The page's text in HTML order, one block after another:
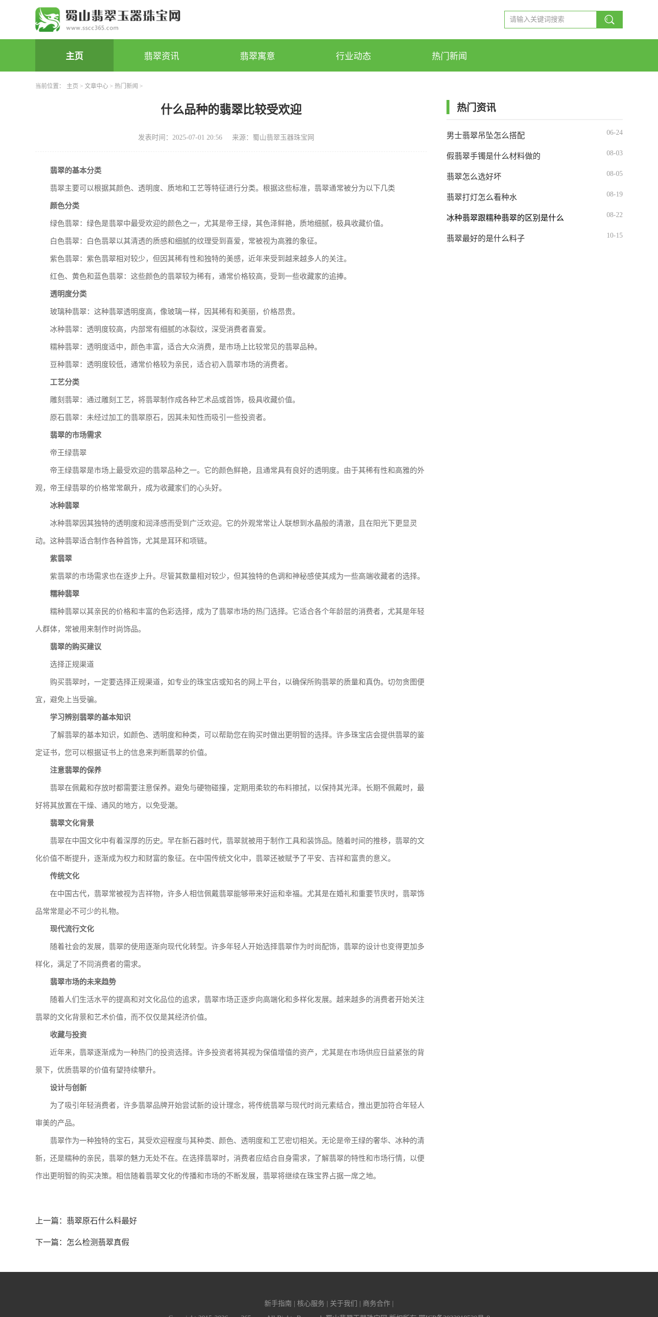
主页 翡翠资讯 翡翠寓意 行业动态 热门新闻
当前位置： 主页 > 文章中心 > 热门新闻 >
什么品种的翡翠比较受欢迎
发表时间：2025-07-01 20:56 来源：蜀山翡翠玉器珠宝网
翡翠的基本分类
翡翠主要可以根据其颜色、透明度、质地和工艺等特征进行分类。根据这些标准，翡翠通常被分为以下几类
颜色分类
绿色翡翠：绿色是翡翠中最受欢迎的颜色之一，尤其是帝王绿，其色泽鲜艳，质地细腻，极具收藏价值。
白色翡翠：白色翡翠以其清透的质感和细腻的纹理受到喜爱，常被视为高雅的象征。
紫色翡翠：紫色翡翠相对较少，但因其稀有性和独特的美感，近年来受到越来越多人的关注。
红色、黄色和蓝色翡翠：这些颜色的翡翠较为稀有，通常价格较高，受到一些收藏家的追捧。
透明度分类
玻璃种翡翠：这种翡翠透明度高，像玻璃一样，因其稀有和美丽，价格昂贵。
冰种翡翠：透明度较高，内部常有细腻的冰裂纹，深受消费者喜爱。
糯种翡翠：透明度适中，颜色丰富，适合大众消费，是市场上比较常见的翡翠品种。
豆种翡翠：透明度较低，通常价格较为亲民，适合初入翡翠市场的消费者。
工艺分类
雕刻翡翠：通过雕刻工艺，将翡翠制作成各种艺术品或首饰，极具收藏价值。
原石翡翠：未经过加工的翡翠原石，因其未知性而吸引一些投资者。
翡翠的市场需求
帝王绿翡翠
帝王绿翡翠是市场上最受欢迎的翡翠品种之一。它的颜色鲜艳，且通常具有良好的透明度。由于其稀有性和高雅的外
观，帝王绿翡翠的价格常常飙升，成为收藏家们的心头好。
冰种翡翠
冰种翡翠因其独特的透明度和润泽感而受到广泛欢迎。它的外观常常让人联想到水晶般的清澈，且在阳光下更显灵
动。这种翡翠适合制作各种首饰，尤其是耳环和项链。
紫翡翠
紫翡翠的市场需求也在逐步上升。尽管其数量相对较少，但其独特的色调和神秘感使其成为一些高端收藏者的选择。
糯种翡翠
糯种翡翠以其亲民的价格和丰富的色彩选择，成为了翡翠市场的热门选择。它适合各个年龄层的消费者，尤其是年轻
人群体，常被用来制作时尚饰品。
翡翠的购买建议
选择正规渠道
购买翡翠时，一定要选择正规渠道，如专业的珠宝店或知名的网上平台，以确保所购翡翠的质量和真伪。切勿贪图便
宜，避免上当受骗。
学习辨别翡翠的基本知识
了解翡翠的基本知识，如颜色、透明度和种类，可以帮助您在购买时做出更明智的选择。许多珠宝店会提供翡翠的鉴
定证书，您可以根据证书上的信息来判断翡翠的价值。
注意翡翠的保养
翡翠在佩戴和存放时都需要注意保养。避免与硬物碰撞，定期用柔软的布料擦拭，以保持其光泽。长期不佩戴时，最
好将其放置在干燥、通风的地方，以免受潮。
翡翠文化背景
翡翠在中国文化中有着深厚的历史。早在新石器时代，翡翠就被用于制作工具和装饰品。随着时间的推移，翡翠的文
化价值不断提升，逐渐成为权力和财富的象征。在中国传统文化中，翡翠还被赋予了平安、吉祥和富贵的意义。
传统文化
在中国古代，翡翠常被视为吉祥物，许多人相信佩戴翡翠能够带来好运和幸福。尤其是在婚礼和重要节庆时，翡翠饰
品常常是必不可少的礼物。
现代流行文化
随着社会的发展，翡翠的使用逐渐向现代化转型。许多年轻人开始选择翡翠作为时尚配饰，翡翠的设计也变得更加多
样化，满足了不同消费者的需求。
翡翠市场的未来趋势
随着人们生活水平的提高和对文化品位的追求，翡翠市场正逐步向高端化和多样化发展。越来越多的消费者开始关注
翡翠的文化背景和艺术价值，而不仅仅是其经济价值。
收藏与投资
近年来，翡翠逐渐成为一种热门的投资选择。许多投资者将其视为保值增值的资产，尤其是在市场供应日益紧张的背
景下，优质翡翠的价值有望持续攀升。
设计与创新
为了吸引年轻消费者，许多翡翠品牌开始尝试新的设计理念，将传统翡翠与现代时尚元素结合，推出更加符合年轻人
审美的产品。
翡翠作为一种独特的宝石，其受欢迎程度与其种类、颜色、透明度和工艺密切相关。无论是帝王绿的奢华、冰种的清
新，还是糯种的亲民，翡翠的魅力无处不在。在选择翡翠时，消费者应结合自身需求，了解翡翠的特性和市场行情，以便
作出更明智的购买决策。相信随着翡翠文化的传播和市场的不断发展，翡翠将继续在珠宝界占据一席之地。
上一篇： 翡翠原石什么料最好
下一篇： 怎么检测翡翠真假
热门资讯
男士翡翠吊坠怎么搭配 06-24
假翡翠手镯是什么材料做的 08-03
翡翠怎么选好坏 08-05
翡翠打灯怎么看种水 08-19
冰种翡翠跟糯种翡翠的区别是什么 08-22
翡翠最好的是什么料子 10-15
新手指南 | 核心服务 | 关于我们 | 商务合作 |